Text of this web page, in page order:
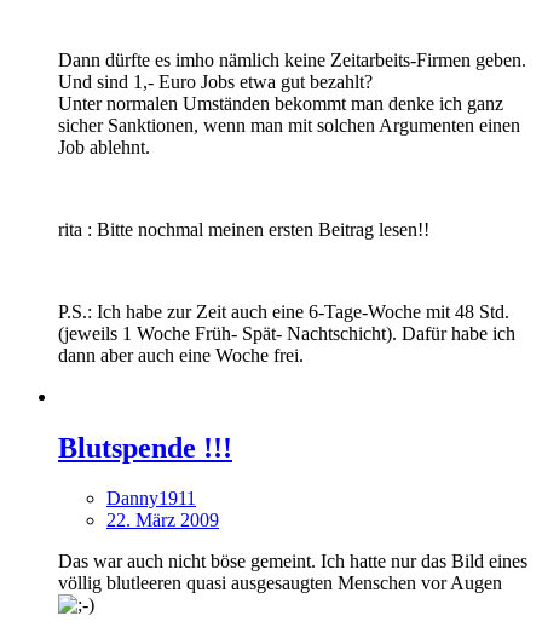
Dann dürfte es imho nämlich keine Zeitarbeits-Firmen geben.
Und sind 1,- Euro Jobs etwa gut bezahlt?
Unter normalen Umständen bekommt man denke ich ganz
sicher Sanktionen, wenn man mit solchen Argumenten einen
Job ablehnt.
rita : Bitte nochmal meinen ersten Beitrag lesen!!
P.S.: Ich habe zur Zeit auch eine 6-Tage-Woche mit 48 Std.
(jeweils 1 Woche Früh- Spät- Nachtschicht). Dafür habe ich
dann aber auch eine Woche frei.
Blutspende !!!
Danny1911
22. März 2009
Das war auch nicht böse gemeint. Ich hatte nur das Bild eines
völlig blutleeren quasi ausgesaugten Menschen vor Augen